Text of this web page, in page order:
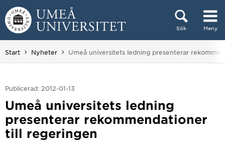
Hoppa direkt till innehållet
Sök Meny
Huvudmenyn dold.
Start Nyheter Du är här:
Umeå universitets ledning presenterar
Publicerad: 2012-01-13
Umeå universitets ledning
presenterar rekommendationer
till regeringen